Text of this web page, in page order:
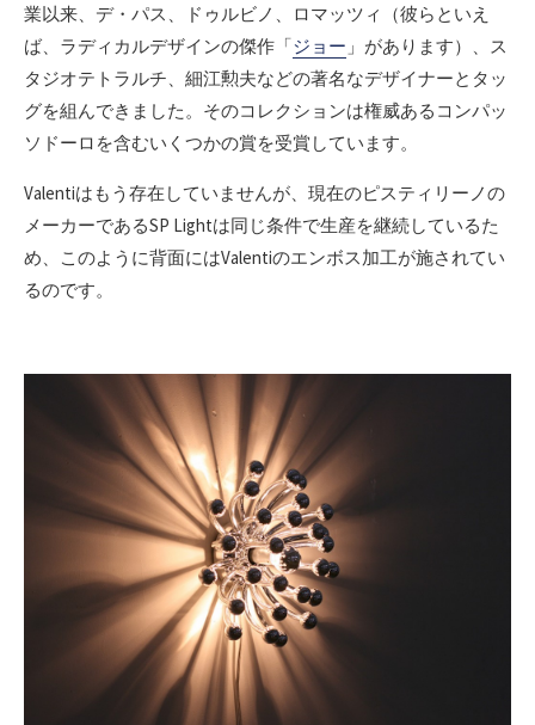
業以来、デ・パス、ドゥルビノ、ロマッツィ（彼らといえ
ば、ラディカルデザインの傑作「ジョー 」があります）、ス
タジオテトラルチ、細江勲夫などの著名なデザイナーとタッ
グを組んできました。そのコレクションは権威あるコンパッ
ソドーロを含むいくつかの賞を受賞しています。
Valentiはもう存在していませんが、現在のピスティリーノの
メーカーであるSP Lightは同じ条件で生産を継続しているた
め、このように背面にはValentiのエンボス加工が施されてい
るのです。